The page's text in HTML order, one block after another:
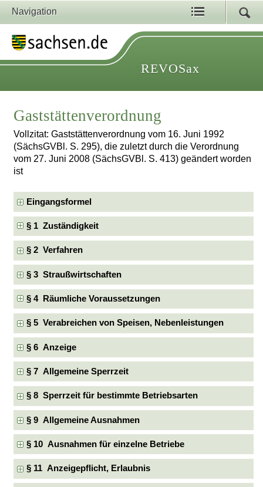
Navigation
REVOSax
Gaststättenverordnung
Vollzitat: Gaststättenverordnung vom 16. Juni 1992
(SächsGVBl. S. 295), die zuletzt durch die Verordnung
vom 27. Juni 2008 (SächsGVBl. S. 413) geändert worden
ist
Eingangsformel
§ 1 Zuständigkeit
§ 2 Verfahren
§ 3 Straußwirtschaften
§ 4 Räumliche Voraussetzungen
§ 5 Verabreichen von Speisen, Nebenleistungen
§ 6 Anzeige
§ 7 Allgemeine Sperrzeit
§ 8 Sperrzeit für bestimmte Betriebsarten
§ 9 Allgemeine Ausnahmen
§ 10 Ausnahmen für einzelne Betriebe
§ 11 Anzeigepflicht, Erlaubnis